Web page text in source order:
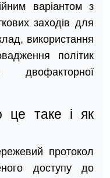
варіантом з
заходів для
використання
політик
двофакторної
це таке і як
протокол
доступу до